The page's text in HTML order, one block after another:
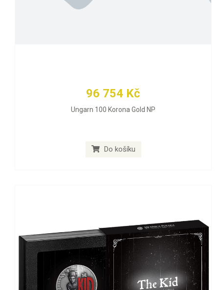
96 754 Kč
Ungarn 100 Korona Gold NP
Do košíku